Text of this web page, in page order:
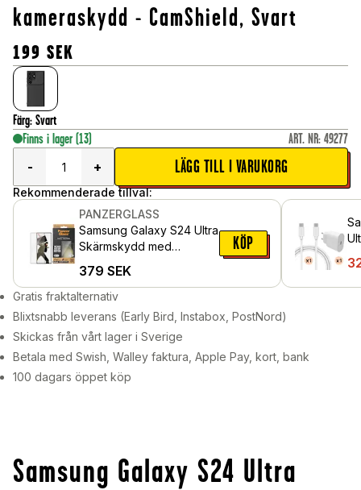
kameraskydd - CamShield, Svart
199 SEK
Färg: Svart
Finns i lager (13) ART. NR: 49277
-
+ LÄGG TILL I VARUKORG
Rekommenderade tillval:
PANZERGLASS
Samsung Galaxy S24 Ultra
Skärmskydd med
Wide Fit
379 SEK
KÖP
Gratis fraktalternativ
Blixtsnabb leverans (Early Bird, Instabox, PostNord)
Skickas från vårt lager i Sverige
Betala med Swish, Walley faktura, Apple Pay, kort, bank
100 dagars öppet köp
Samsung Galaxy S24 Ultra